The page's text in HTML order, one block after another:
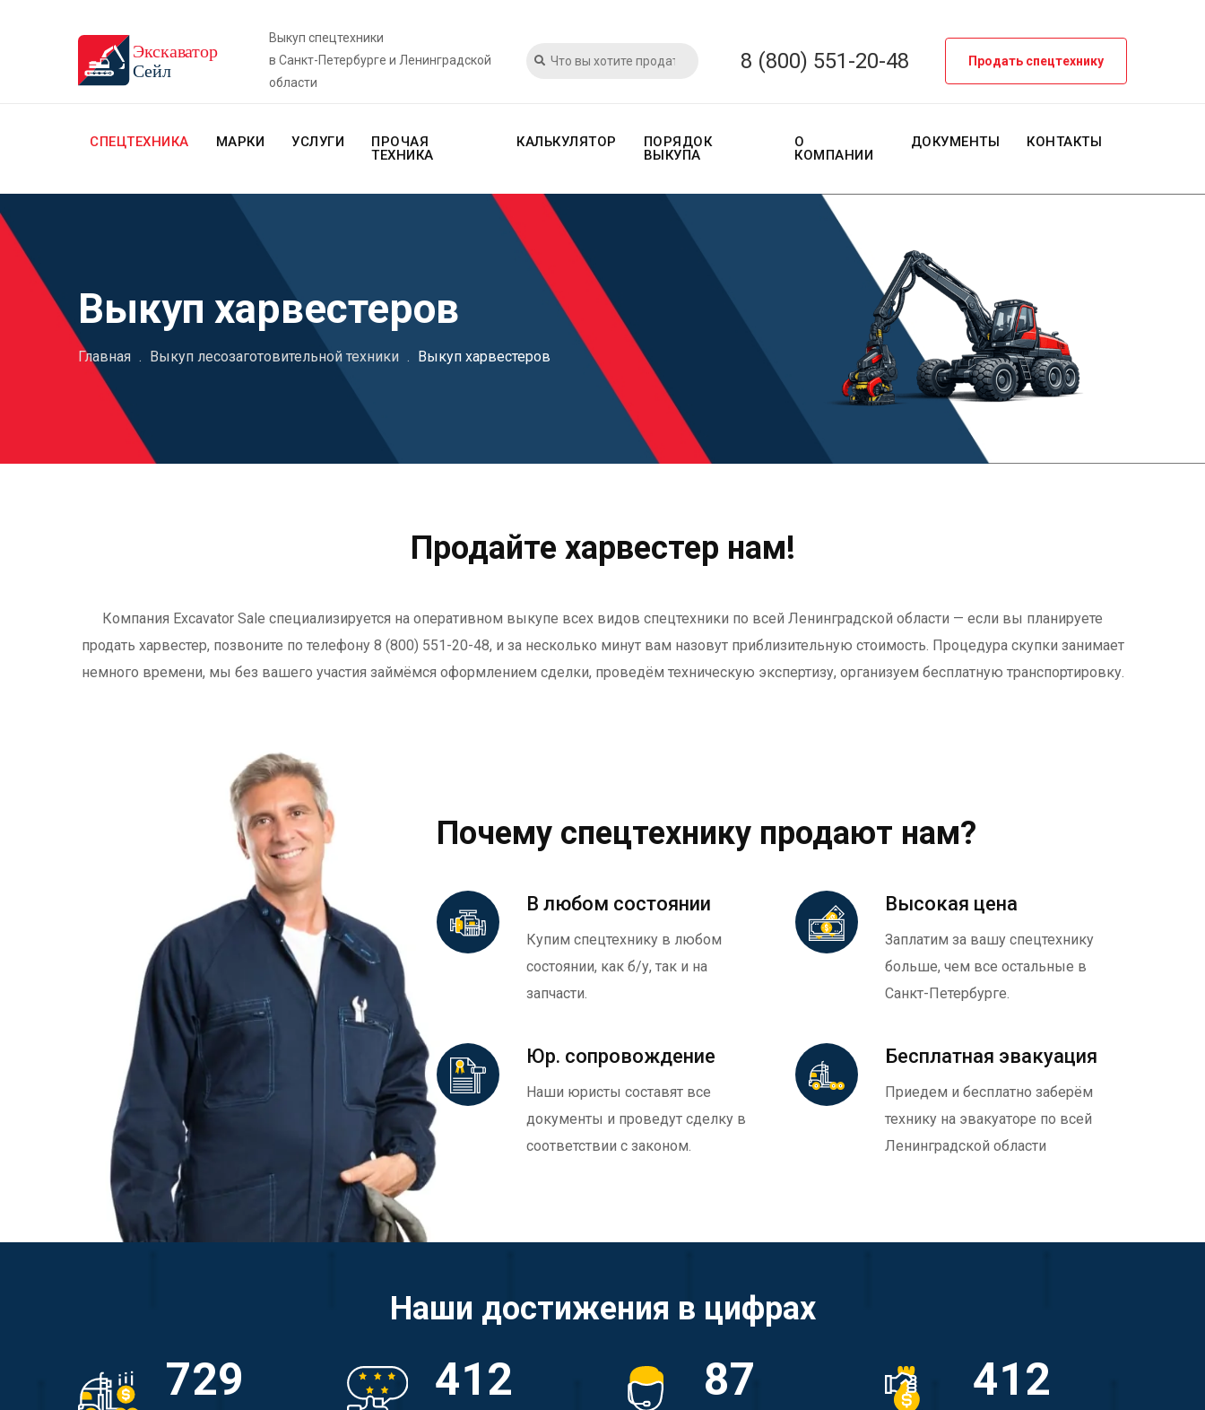
Выкуп спецтехники
в Санкт-Петербурге и Ленинградской
области
8 (800) 551-20-48 Продать спецтехнику
СПЕЦТЕХНИКА МАРКИ УСЛУГИ
ПРОЧАЯ
ТЕХНИКА
КАЛЬКУЛЯТОР
ПОРЯДОК
ВЫКУПА
О
КОМПАНИИ
ДОКУМЕНТЫ КОНТАКТЫ
Выкуп харвестеров
Главная . Выкуп лесозаготовительной техники . Выкуп харвестеров
Продайте харвестер нам!
Компания Excavator Sale специализируется на оперативном выкупе всех видов спецтехники по всей Ленинградской области — если вы планируете
продать харвестер, позвоните по телефону 8 (800) 551-20-48, и за несколько минут вам назовут приблизительную стоимость. Процедура скупки занимает
немного времени, мы без вашего участия займёмся оформлением сделки, проведём техническую экспертизу, организуем бесплатную транспортировку.
Почему спецтехнику продают нам?
В любом состоянии
Купим спецтехнику в любом
состоянии, как б/у, так и на
запчасти.
Высокая цена
Заплатим за вашу спецтехнику
больше, чем все остальные в
Санкт-Петербурге.
Юр. сопровождение
Наши юристы составят все
документы и проведут сделку в
соответствии с законом.
Бесплатная эвакуация
Приедем и бесплатно заберём
технику на эвакуаторе по всей
Ленинградской области
Наши достижения в цифрах
729 412 87 412